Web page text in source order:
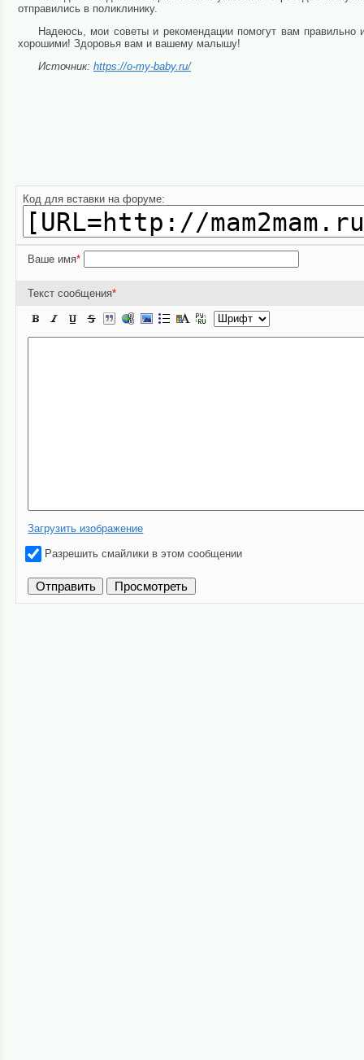
отправились в поликлинику.
Надеюсь, мои советы и рекомендации помогут вам правильно
хорошими! Здоровья вам и вашему малышу!
Источник: https://o-my-baby.ru/
Код для вставки на форуме:
Ваше имя*
Текст сообщения*
Загрузить изображение
Разрешить смайлики в этом сообщении